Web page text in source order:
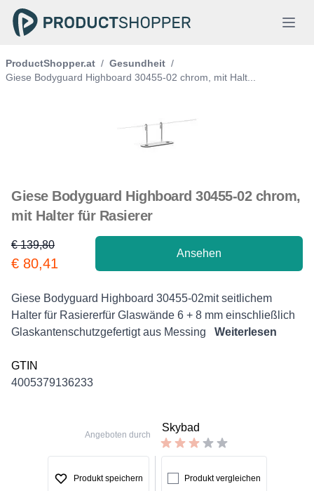
ProductShopper.at / Gesundheit /
Giese Bodyguard Highboard 30455-02 chrom, mit Halt...
Giese Bodyguard Highboard 30455-02 chrom,
mit Halter für Rasierer
Product information
€ 139,80
€ 80,41
Ansehen
Description
Giese Bodyguard Highboard 30455-02mit seitlichem
Halter für Rasiererfür Glaswände 6 + 8 mm einschließlich
Glaskantenschutzgefertigt aus Messing
Weiterlesen
GTIN
4005379136233
Angeboten durch
Skybad
Produkt speichern Produkt vergleichen